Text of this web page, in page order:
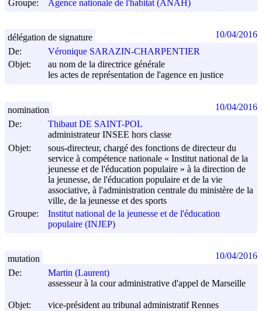
Groupe: Agence nationale de l'habitat (ANAH)
De:
Véronique SARAZIN-CHARPENTIER
Objet:
au nom de la directrice générale
les actes de représentation de l'agence en justice
délégation de signature 10/04/2016
De:
Thibaut DE SAINT-POL
administrateur INSEE hors classe
Objet:
sous-directeur, chargé des fonctions de directeur du
service à compétence nationale « Institut national de la
jeunesse et de l'éducation populaire » à la direction de
la jeunesse, de l'éducation populaire et de la vie
associative, à l'administration centrale du ministère de la
ville, de la jeunesse et des sports
Groupe:
Institut national de la jeunesse et de l'éducation
populaire (INJEP)
nomination 10/04/2016
De:
Martin (Laurent)
assesseur à la cour administrative d'appel de Marseille
Objet:
vice-président au tribunal administratif Rennes
mutation 10/04/2016